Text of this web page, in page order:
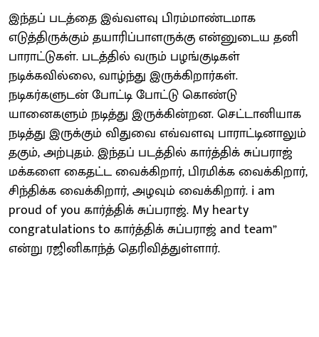
இந்தப் படத்தை இவ்வளவு பிரம்மாண்டமாக
எடுத்‌திருக்கும்‌ தயாரிப்பாளருக்கு என்னுடைய தனி
பாராட்டுகள்‌. படத்தில்‌ வரும்‌ பழங்குடிகள்‌
நடிக்கவில்லை, வாழ்ந்து இருக்கிறார்கள்‌.
நடிகர்களுடன்‌ போட்டி போட்டு கொண்டு
யானைகளும்‌ நடித்து இருக்கின்றன. செட்டானியாக
நடித்து இருக்கும்‌ விதுவை எவ்வளவு பாராட்டினாலும்‌
தகும்‌, அற்புதம்‌. இந்தப் படத்தில் கார்த்திக் சுப்பராஜ்
மக்களை கைதட்ட வைக்கிறார், பிரமிக்க வைக்கிறார்,
சிந்திக்க வைக்கிறார், அழவும் வைக்கிறார். i am
proud of you கார்த்திக் சுப்பராஜ். My hearty
congratulations to கார்த்திக் சுப்பராஜ் and team”
என்று ரஜினிகாந்த் தெரிவித்துள்ளார்.